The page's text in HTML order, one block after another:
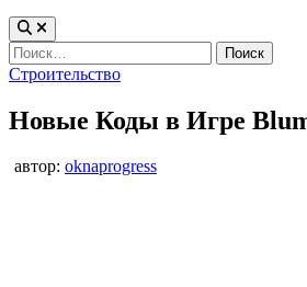
Найти:
Опубликовано
Строительство
Новые Коды в Игре
автор: oknaprogress